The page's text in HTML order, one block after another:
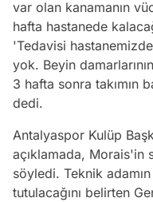
var olan kanamanın
hafta hastanede
'Tedavisi
yok. Beyin
3 hafta sonra takımın
dedi.
Antalyaspor Kulüp
açıklamada, Morais'in
söyledi. Teknik
tutulacağını belirten